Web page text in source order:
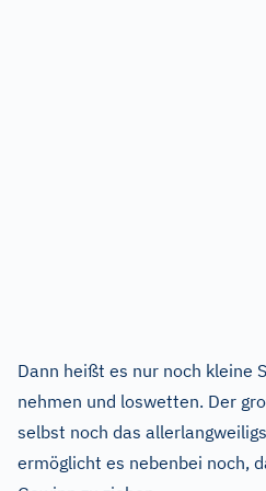
Dann heißt es nur noch kleine
nehmen und loswetten. Der
selbst noch das
ermöglicht es nebenbei noch,